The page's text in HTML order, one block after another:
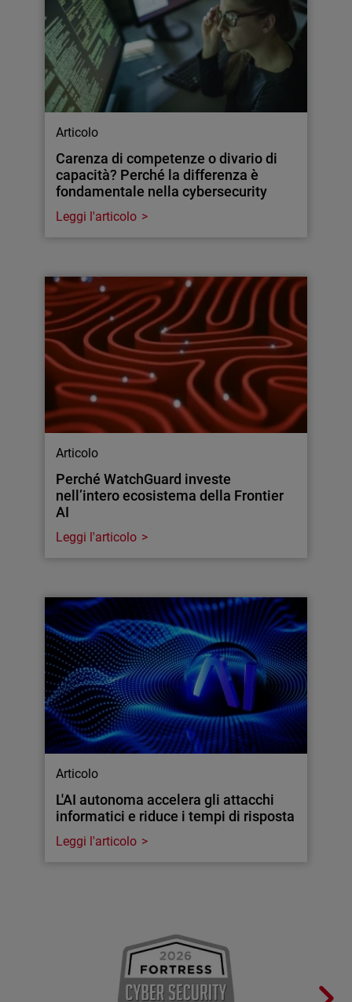
Articolo
Carenza di competenze o divario di
capacità? Perché la differenza è
fondamentale nella cybersecurity
Leggi l'articolo
Articolo
Perché WatchGuard investe
nell’intero ecosistema della Frontier
AI
Leggi l'articolo
Articolo
L'AI autonoma accelera gli attacchi
informatici e riduce i tempi di risposta
Leggi l'articolo